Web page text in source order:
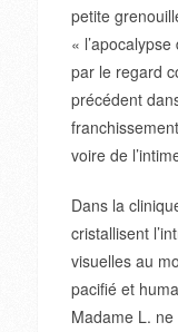
petite
«
par le regard
précédent
voire de
Dans la
cristallisent
visuelles au
pacifié et
Madame L.